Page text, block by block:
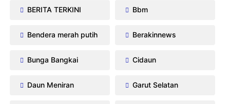
BERITA TERKINI Bbm
Bendera merah putih Berakinnews
Bunga Bangkai Cidaun
Daun Meniran Garut Selatan